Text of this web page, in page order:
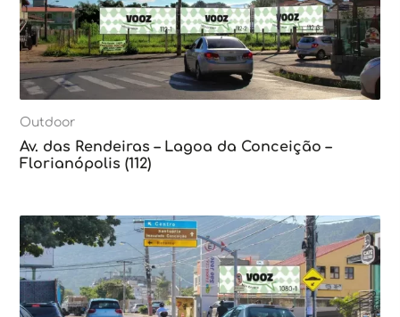
Outdoor
Av. das Rendeiras – Lagoa da Conceição –
Florianópolis (112)